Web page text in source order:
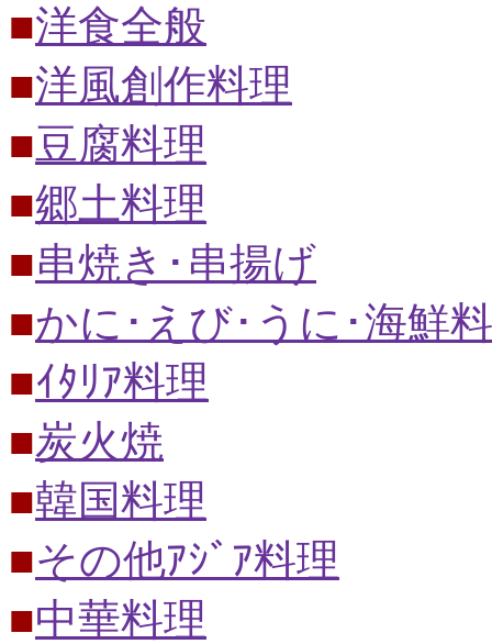
■洋食全般
■洋風創作料理
■豆腐料理
■郷土料理
■串焼き･串揚げ
■かに･えび･うに･海鮮
■ｲﾀﾘｱ料理
■炭火焼
■韓国料理
■その他ｱｼﾞｱ料理
■中華料理